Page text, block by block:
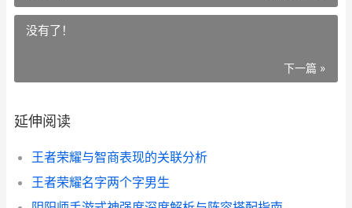
没有了！
下一篇 »
延伸阅读
王者荣耀与智商表现的关联分析
王者荣耀名字两个字男生